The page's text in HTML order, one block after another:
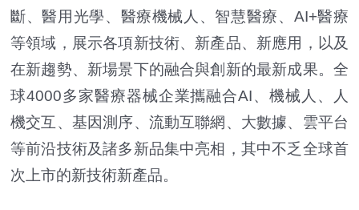
斷、醫用光學、醫療機械人、智慧醫療、AI+醫療
等領域，展示各項新技術、新產品、新應用，以及
在新趨勢、新場景下的融合與創新的最新成果。全
球4000多家醫療器械企業攜融合AI、機械人、人
機交互、基因測序、流動互聯網、大數據、雲平台
等前沿技術及諸多新品集中亮相，其中不乏全球首
次上市的新技術新產品。